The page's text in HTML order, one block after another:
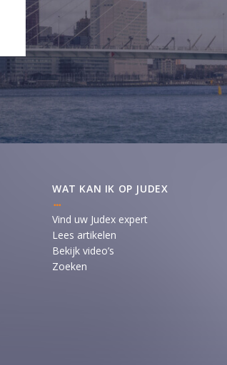
WAT KAN IK OP JUDEX
Vind uw Judex expert
Lees artikelen
Bekijk video’s
Zoeken